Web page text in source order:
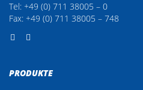
Tel: +49 (0) 711 38005 – 0
Fax: +49 (0) 711 38005 – 748
PRODUKTE